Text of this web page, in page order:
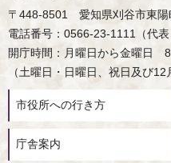
〒448-8501 愛知県刈谷市東陽
電話番号：0566-23-1111（代表
開庁時間：月曜日から金曜日
（土曜日・日曜日、祝日及び12
市役所への行き方
庁舎案内